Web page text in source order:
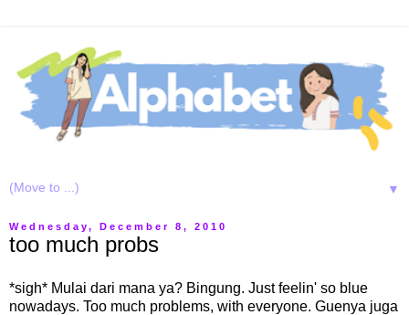
▼
Wednesday, December 8, 2010
too much probs
*sigh* Mulai dari mana ya? Bingung. Just feelin' so blue
nowadays. Too much problems, with everyone. Guenya juga